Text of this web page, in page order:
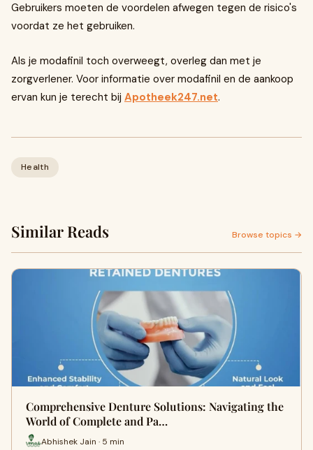
Gebruikers moeten de voordelen afwegen tegen de risico's
voordat ze het gebruiken.
Als je modafinil toch overweegt, overleg dan met je
zorgverlener. Voor informatie over modafinil en de aankoop
ervan kun je terecht bij Apotheek247.net.
Health
Similar Reads Browse topics →
Comprehensive Denture Solutions: Navigating the
World of Complete and Pa…
Abhishek Jain · 5 min